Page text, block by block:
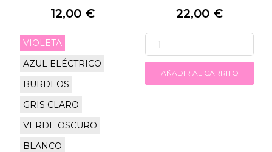
12,00 €
VIOLETA
AZUL ELÉCTRICO
BURDEOS
GRIS CLARO
VERDE OSCURO
BLANCO
22,00 €
AÑADIR AL CARRITO